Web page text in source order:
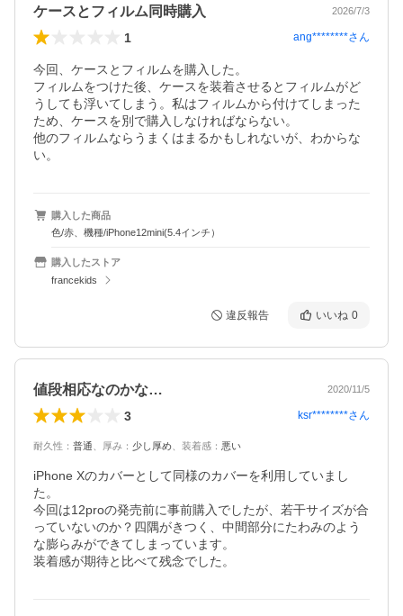
ケースとフィルム同時購入 2026/7/3
1 ang********さん
今回、ケースとフィルムを購入した。
フィルムをつけた後、ケースを装着させるとフィルムがど
うしても浮いてしまう。私はフィルムから付けてしまった
ため、ケースを別で購入しなければならない。
他のフィルムならうまくはまるかもしれないが、わからな
い。
購入した商品
色/赤、機種/iPhone12mini(5.4インチ）
購入したストア
francekids
違反報告 いいね 0
値段相応なのかな… 2020/11/5
3 ksr********さん
耐久性 ： 普通 厚み ： 少し厚め 装着感 ： 悪い
iPhone Xのカバーとして同様のカバーを利用していまし
た。
今回は12proの発売前に事前購入でしたが、若干サイズが合
っていないのか？四隅がきつく、中間部分にたわみのよう
な膨らみができてしまっています。
装着感が期待と比べて残念でした。